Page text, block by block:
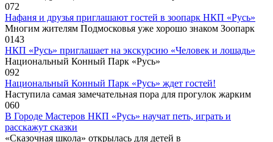
072
Нафаня и друзья приглашают гостей в зоопарк НКП «Русь»
Многим жителям Подмосковья уже хорошо знаком Зоопарк
0143
НКП «Русь» приглашает на экскурсию «Человек и лошадь»
Национальный Конный Парк «Русь»
092
Национальный Конный Парк «Русь» ждет гостей!
Наступила самая замечательная пора для прогулок жарким
060
В Городе Мастеров НКП «Русь» научат петь, играть и
расскажут сказки
«Сказочная школа» открылась для детей в